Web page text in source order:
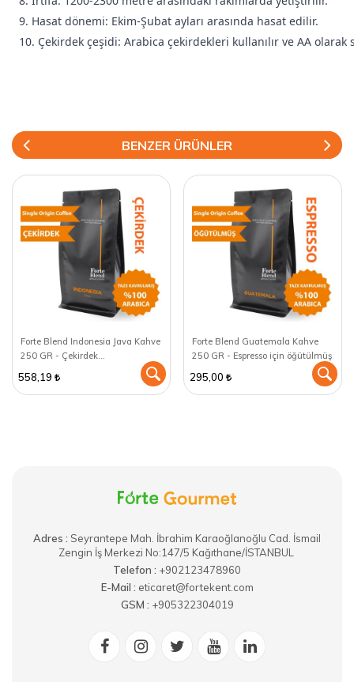
9. Hasat dönemi: Ekim-Şubat ayları arasında hasat edilir.
10. Çekirdek çeşidi: Arabica çekirdekleri kullanılır ve AA
BENZER ÜRÜNLER
Forte Blend Indonesia Java Kahve
250 GR - Çekirdek
558,19
Forte Blend Guatemala Kahve
250 GR - Espresso için öğütülmüş
295,00
Adres : ​Seyrantepe Mah. İbrahim Karaoğlanoğlu Cad. İsmail
Zengin İş Merkezi No:147/5 Kağıthane/İSTANBUL
Telefon : +902123478960
E-Mail : eticaret@fortekent.com
GSM : +905322304019